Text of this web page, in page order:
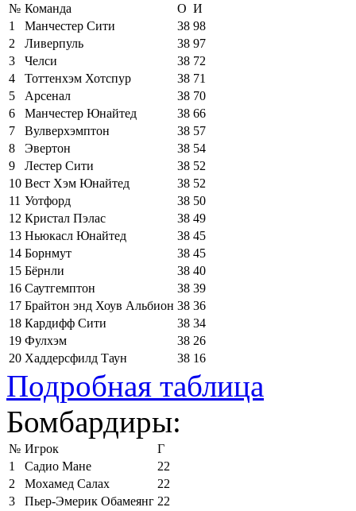
№ Команда О И
1
Манчестер Сити 38 98
2
Ливерпуль 38 97
3
Челси 38 72
4
Тоттенхэм Хотспур 38 71
5
Арсенал 38 70
6
Манчестер Юнайтед 38 66
7
Вулверхэмптон 38 57
8
Эвертон 38 54
9
Лестер Сити 38 52
10 Вест Хэм Юнайтед 38 52
11 Уотфорд 38 50
12 Кристал Пэлас 38 49
13 Ньюкасл Юнайтед 38 45
14 Борнмут 38 45
15 Бёрнли 38 40
16 Саутгемптон 38 39
17 Брайтон энд Хоув Альбион 38 36
18 Кардифф Сити 38 34
19 Фулхэм 38 26
20 Хаддерсфилд Таун 38 16
Подробная таблица
Бомбардиры:
№ Игрок
Г
1
Садио Мане
22
2
Мохамед Салах
22
3
Пьер-Эмерик Обамеянг 22